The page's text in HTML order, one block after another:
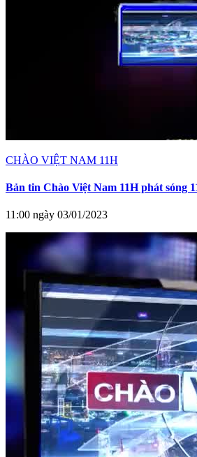
CHÀO VIỆT NAM 11H
Bản tin Chào Việt Nam 11H phát sóng
11:00 ngày 03/01/2023